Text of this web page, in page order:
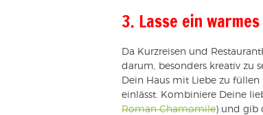
3. Lasse ein
Da Kurzreisen und
darum, besonders kreativ zu
Dein Haus mit Liebe zu
einlässt. Kombiniere Deine
Roman Chamomile) und gib